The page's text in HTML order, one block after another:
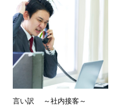
言い訳 ～社内接客～